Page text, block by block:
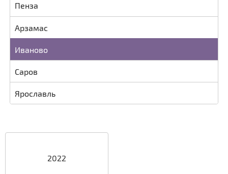
Пенза
Арзамас
Иваново
Саров
Ярославль
2022